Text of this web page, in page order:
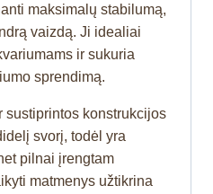
maksimalų stabilumą,
vaizdą. Ji idealiai
ir sukuria
sprendimą.
sustiprintos konstrukcijos
svorį, todėl yra
pilnai įrengtam
matmenys užtikrina